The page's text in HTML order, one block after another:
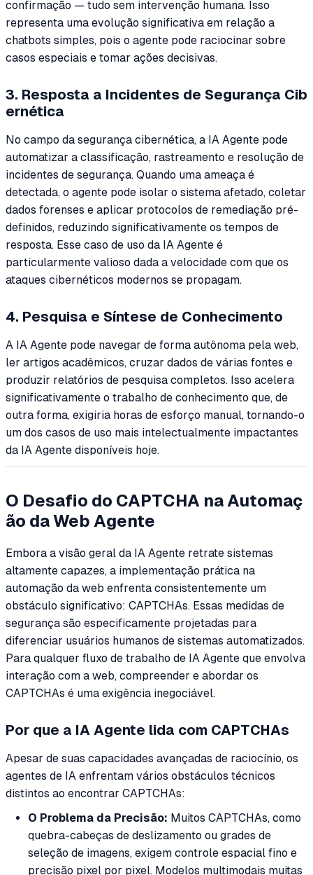
confirmação — tudo sem intervenção humana. Isso
representa uma evolução significativa em relação a
chatbots simples, pois o agente pode raciocinar sobre
casos especiais e tomar ações decisivas.
3. Resposta a Incidentes de Segurança Cib
ernética
No campo da segurança cibernética, a IA Agente pode
automatizar a classificação, rastreamento e resolução de
incidentes de segurança. Quando uma ameaça é
detectada, o agente pode isolar o sistema afetado, coletar
dados forenses e aplicar protocolos de remediação pré-
definidos, reduzindo significativamente os tempos de
resposta. Esse caso de uso da IA Agente é
particularmente valioso dada a velocidade com que os
ataques cibernéticos modernos se propagam.
4. Pesquisa e Síntese de Conhecimento
A IA Agente pode navegar de forma autônoma pela web,
ler artigos acadêmicos, cruzar dados de várias fontes e
produzir relatórios de pesquisa completos. Isso acelera
significativamente o trabalho de conhecimento que, de
outra forma, exigiria horas de esforço manual, tornando-o
um dos casos de uso mais intelectualmente impactantes
da IA Agente disponíveis hoje.
O Desafio do CAPTCHA na Automaç
ão da Web Agente
Embora a visão geral da IA Agente retrate sistemas
altamente capazes, a implementação prática na
automação da web enfrenta consistentemente um
obstáculo significativo: CAPTCHAs. Essas medidas de
segurança são especificamente projetadas para
diferenciar usuários humanos de sistemas automatizados.
Para qualquer fluxo de trabalho de IA Agente que envolva
interação com a web, compreender e abordar os
CAPTCHAs é uma exigência inegociável.
Por que a IA Agente lida com CAPTCHAs
Apesar de suas capacidades avançadas de raciocínio, os
agentes de IA enfrentam vários obstáculos técnicos
distintos ao encontrar CAPTCHAs:
O Problema da Precisão: Muitos CAPTCHAs, como
quebra-cabeças de deslizamento ou grades de
seleção de imagens, exigem controle espacial fino e
precisão pixel por pixel. Modelos multimodais muitas